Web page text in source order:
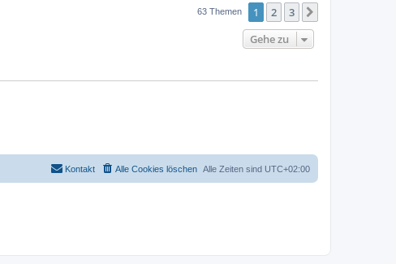
63 Themen 1 2 3
Gehe zu
Alle Zeiten sind UTC+02:00
Alle Cookies löschen
Kontakt